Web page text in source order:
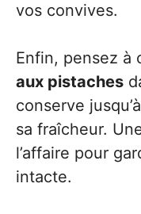
vos convives.
Enfin, pensez à
aux pistaches
conserve
sa fraîcheur.
l’affaire pour
intacte.